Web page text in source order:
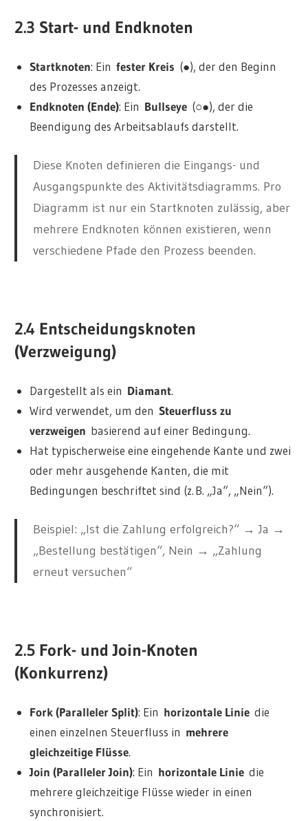
2.3 Start- und Endknoten
Startknoten: Ein fester Kreis (●), der den Beginn
des Prozesses anzeigt.
Endknoten (Ende): Ein Bullseye(○●), der die
Beendigung des Arbeitsablaufs darstellt.
Diese Knoten definieren die Eingangs- und
Ausgangspunkte des Aktivitätsdiagramms. Pro
Diagramm ist nur ein Startknoten zulässig, aber
mehrere Endknoten können existieren, wenn
verschiedene Pfade den Prozess beenden.
2.4 Entscheidungsknoten
(Verzweigung)
Dargestellt als ein Diamant.
Wird verwendet, um den Steuerfluss zu
verzweigen basierend auf einer Bedingung.
Hat typischerweise eine eingehende Kante und zwei
oder mehr ausgehende Kanten, die mit
Bedingungen beschriftet sind (z. B. „Ja“, „Nein“).
Beispiel: „Ist die Zahlung erfolgreich?“ → Ja →
„Bestellung bestätigen“, Nein → „Zahlung
erneut versuchen“
2.5 Fork- und Join-Knoten
(Konkurrenz)
Fork (Paralleler Split): Ein horizontale Liniedie
einen einzelnen Steuerfluss in mehrere
gleichzeitige Flüsse.
Join (Paralleler Join): Ein horizontale Liniedie
mehrere gleichzeitige Flüsse wieder in einen
synchronisiert.